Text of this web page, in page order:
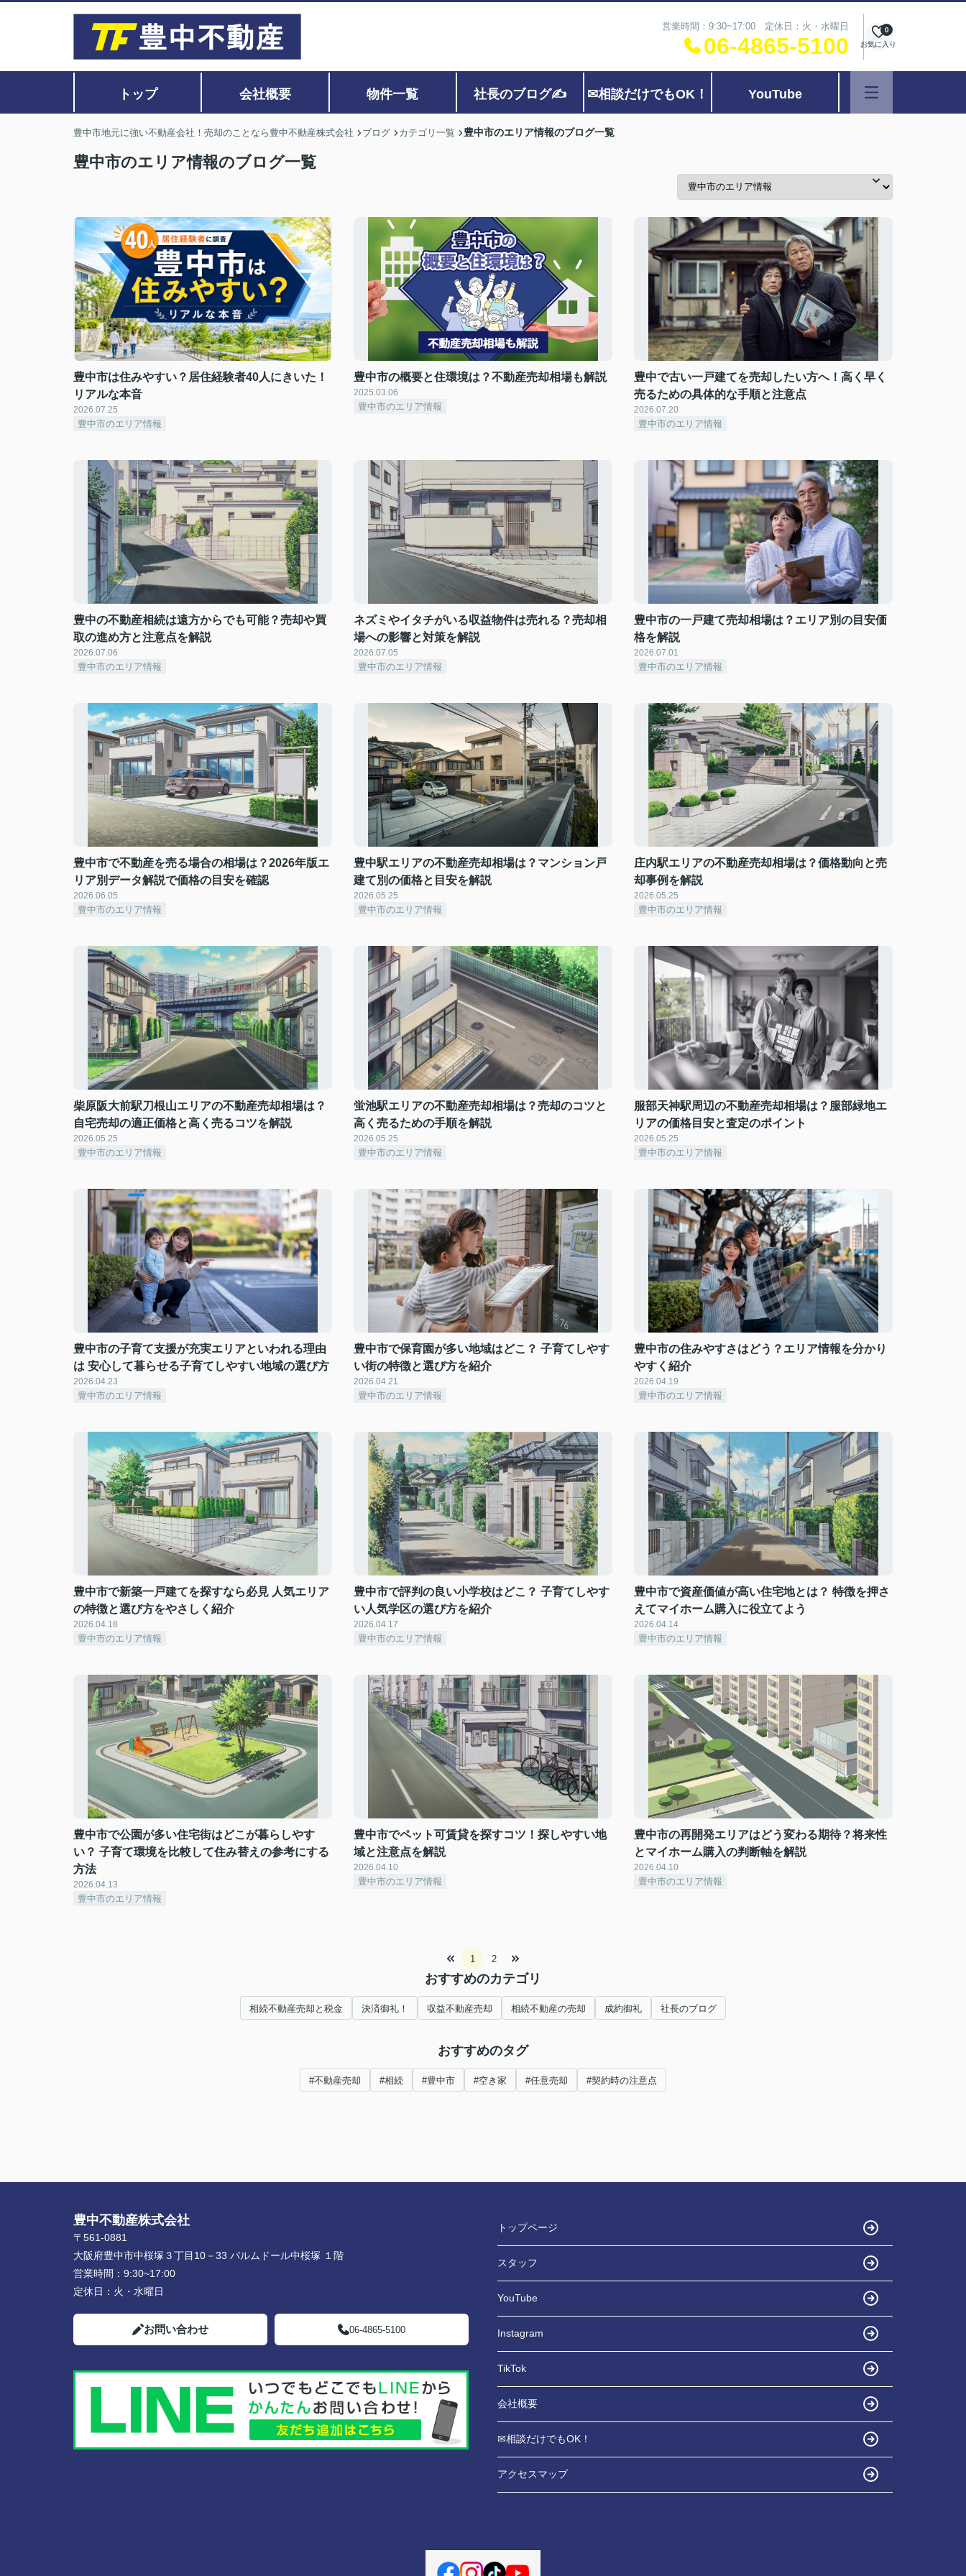
営業時間：9:30~17:00 定休日：火・水曜日
06-4865-5100 お気に入り
0
トップ 会社概要 物件一覧 社長のブログ✍ ✉相談だけでもOK！ YouTube
豊中市地元に強い不動産会社！売却のことなら豊中不動産株式会社 ブログ カテゴリ一覧 豊中市のエリア情報のブログ一覧
豊中市のエリア情報のブログ一覧
豊中市は住みやすい？居住経験者40人にきいた！
リアルな本音
2026.07.25
豊中市のエリア情報
豊中市の概要と住環境は？不動産売却相場も解説
2025.03.06
豊中市のエリア情報
豊中で古い一戸建てを売却したい方へ！高く早く
売るための具体的な手順と注意点
2026.07.20
豊中市のエリア情報
豊中の不動産相続は遠方からでも可能？売却や買
取の進め方と注意点を解説
2026.07.06
豊中市のエリア情報
ネズミやイタチがいる収益物件は売れる？売却相
場への影響と対策を解説
2026.07.05
豊中市のエリア情報
豊中市の一戸建て売却相場は？エリア別の目安価
格を解説
2026.07.01
豊中市のエリア情報
豊中市で不動産を売る場合の相場は？2026年版エ
リア別データ解説で価格の目安を確認
2026.06.05
豊中市のエリア情報
豊中駅エリアの不動産売却相場は？マンション戸
建て別の価格と目安を解説
2026.05.25
豊中市のエリア情報
庄内駅エリアの不動産売却相場は？価格動向と売
却事例を解説
2026.05.25
豊中市のエリア情報
柴原阪大前駅刀根山エリアの不動産売却相場は？
自宅売却の適正価格と高く売るコツを解説
2026.05.25
豊中市のエリア情報
蛍池駅エリアの不動産売却相場は？売却のコツと
高く売るための手順を解説
2026.05.25
豊中市のエリア情報
服部天神駅周辺の不動産売却相場は？服部緑地エ
リアの価格目安と査定のポイント
2026.05.25
豊中市のエリア情報
豊中市の子育て支援が充実エリアといわれる理由
は 安心して暮らせる子育てしやすい地域の選び方
2026.04.23
豊中市のエリア情報
豊中市で保育園が多い地域はどこ？ 子育てしやす
い街の特徴と選び方を紹介
2026.04.21
豊中市のエリア情報
豊中市の住みやすさはどう？エリア情報を分かり
やすく紹介
2026.04.19
豊中市のエリア情報
豊中市で新築一戸建てを探すなら必見 人気エリア
の特徴と選び方をやさしく紹介
2026.04.18
豊中市のエリア情報
豊中市で評判の良い小学校はどこ？ 子育てしやす
い人気学区の選び方を紹介
2026.04.17
豊中市のエリア情報
豊中市で資産価値が高い住宅地とは？ 特徴を押さ
えてマイホーム購入に役立てよう
2026.04.14
豊中市のエリア情報
豊中市で公園が多い住宅街はどこが暮らしやす
い？ 子育て環境を比較して住み替えの参考にする
方法
2026.04.13
豊中市のエリア情報
豊中市でペット可賃貸を探すコツ！探しやすい地
域と注意点を解説
2026.04.10
豊中市のエリア情報
豊中市の再開発エリアはどう変わる期待？将来性
とマイホーム購入の判断軸を解説
2026.04.10
豊中市のエリア情報
1 2
おすすめのカテゴリ
相続不動産売却と税金 決済御礼！ 収益不動産売却 相続不動産の売却 成約御礼 社長のブログ
おすすめのタグ
#不動産売却 #相続 #豊中市 #空き家 #任意売却 #契約時の注意点
豊中不動産株式会社
〒561-0881
大阪府豊中市中桜塚３丁目10－33 パルムドール中桜塚 １階
営業時間： 9:30~17:00
定休日： 火・水曜日
お問い合わせ 06-4865-5100
トップページ
スタッフ
YouTube
Instagram
TikTok
会社概要
✉相談だけでもOK！
アクセスマップ